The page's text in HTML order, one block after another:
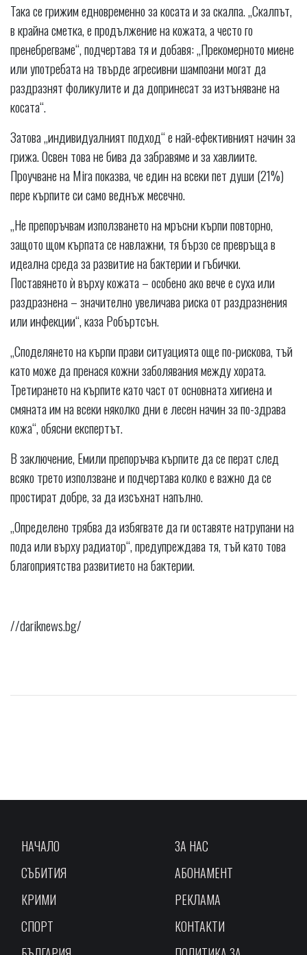
Така се грижим едновременно за косата и за скалпа. „Скалпът,
в крайна сметка, е продължение на кожата, а често го
пренебрегваме“, подчертава тя и добавя: „Прекомерното миене
или употребата на твърде агресивни шампоани могат да
раздразнят фоликулите и да допринесат за изтъняване на
косата“.
Затова „индивидуалният подход“ е най-ефективният начин за
грижа. Освен това не бива да забравяме и за хавлиите.
Проучване на Mira показва, че един на всеки пет души (21%)
пере кърпите си само веднъж месечно.
„Не препоръчвам използването на мръсни кърпи повторно,
защото щом кърпата се навлажни, тя бързо се превръща в
идеална среда за развитие на бактерии и гъбички.
Поставянето ѝ върху кожата – особено ако вече е суха или
раздразнена – значително увеличава риска от раздразнения
или инфекции“, каза Робъртсън.
„Споделянето на кърпи прави ситуацията още по-рискова, тъй
като може да пренася кожни заболявания между хората.
Третирането на кърпите като част от основната хигиена и
смяната им на всеки няколко дни е лесен начин за по-здрава
кожа“, обясни експертът.
В заключение, Емили препоръчва кърпите да се перат след
всяко трето използване и подчертава колко е важно да се
простират добре, за да изсъхнат напълно.
„Определено трябва да избягвате да ги оставяте натрупани на
пода или върху радиатор“, предупреждава тя, тъй като това
благоприятства развитието на бактерии.
//dariknews.bg/
НАЧАЛО
СЪБИТИЯ
КРИМИ
СПОРТ
ЗА НАС
АБОНАМЕНТ
РЕКЛАМА
КОНТАКТИ